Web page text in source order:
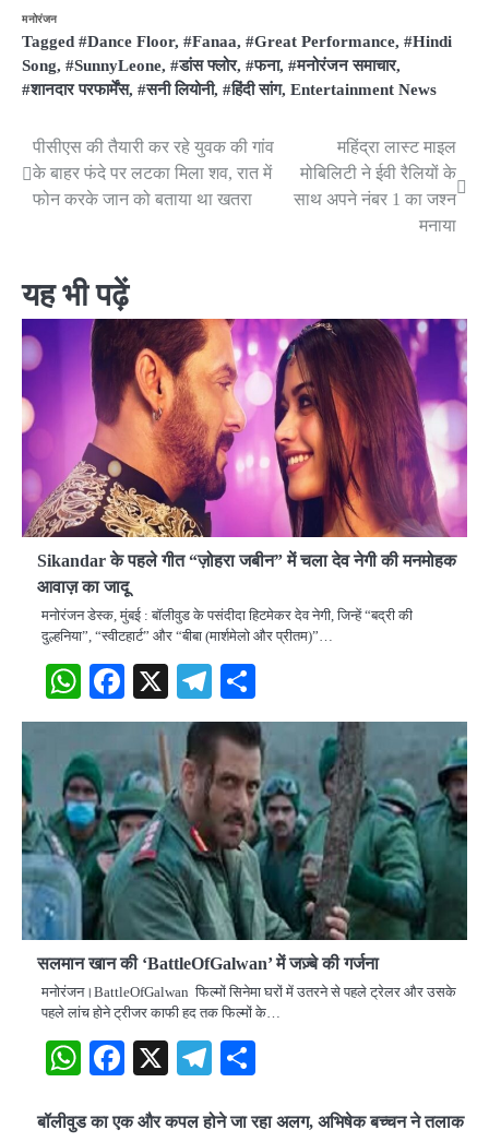
मनोरंजन
Tagged #Dance Floor, #Fanaa, #Great Performance, #Hindi
Song, #SunnyLeone, #डांस फ्लोर, #फना, #मनोरंजन समाचार,
#शानदार परफार्मेंस, #सनी लियोनी, #हिंदी सांग, Entertainment News
Post
navigation
पीसीएस की तैयारी कर रहे युवक की गांव
के बाहर फंदे पर लटका मिला शव, रात में
फोन करके जान को बताया था खतरा
महिंद्रा लास्ट माइल
मोबिलिटी ने ईवी रैलियों के
साथ अपने नंबर 1 का जश्न
मनाया
यह भी पढ़ें
Sikandar के पहले गीत “ज़ोहरा जबीन” में चला देव नेगी की मनमोहक
आवाज़ का जादू
मनोरंजन डेस्क, मुंबई : बॉलीवुड के पसंदीदा हिटमेकर देव नेगी, जिन्हें “बद्री की
दुल्हनिया”, “स्वीटहार्ट” और “बीबा (मार्शमेलो और प्रीतम)”…
WhatsApp
Facebook
X Telegram
सलमान खान की ‘BattleOfGalwan’ में जज़्बे की गर्जना
​मनोरंजन।BattleOfGalwan फिल्मों सिनेमा घरों में उतरने से पहले ट्रेलर और उसके
पहले लांच होने ट्रीजर काफी हद तक फिल्मों के…
WhatsApp
Facebook
X Telegram
बॉलीवुड का एक और कपल होने जा रहा अलग, अभिषेक बच्चन ने तलाक